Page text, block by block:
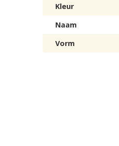
Kleur
Naam
Vorm